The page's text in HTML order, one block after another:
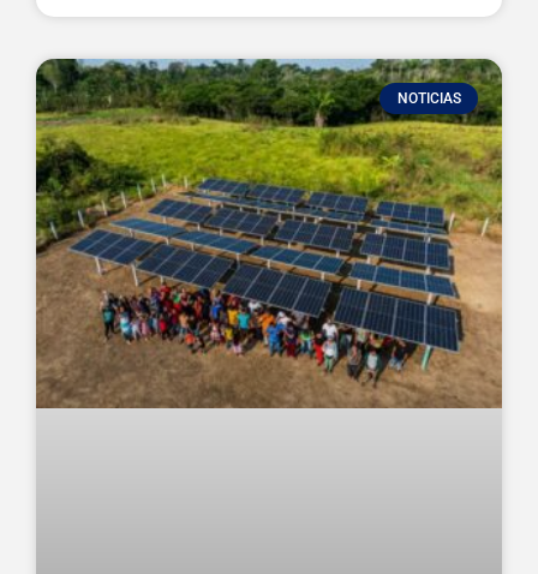
NOTICIAS